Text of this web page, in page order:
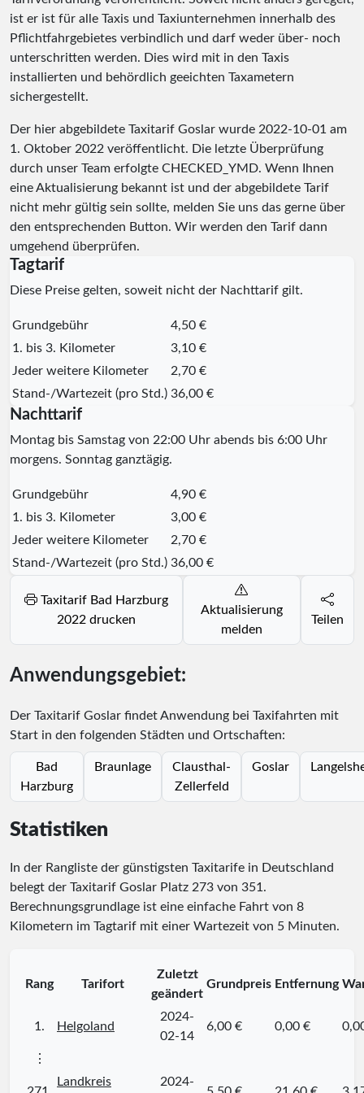
ist er ist für alle Taxis und Taxiunternehmen innerhalb des
Pflichtfahrgebietes verbindlich und darf weder über- noch
unterschritten werden. Dies wird mit in den Taxis
installierten und behördlich geeichten Taxametern
sichergestellt.
Der hier abgebildete Taxitarif Goslar wurde 2022-10-01 am
1. Oktober 2022 veröffentlicht. Die letzte Überprüfung
durch unser Team erfolgte CHECKED_YMD. Wenn Ihnen
eine Aktualisierung bekannt ist und der abgebildete Tarif
nicht mehr gültig sein sollte, melden Sie uns das gerne über
den entsprechenden Button. Wir werden den Tarif dann
umgehend überprüfen.
Tagtarif
Diese Preise gelten, soweit nicht der Nachttarif gilt.
Grundgebühr
4,50 €
1. bis 3. Kilometer
3,10 €
Jeder weitere Kilometer
2,70 €
Stand-/Wartezeit (pro Std.) 36,00 €
Nachttarif
Montag bis Samstag von 22:00 Uhr abends bis 6:00 Uhr
morgens. Sonntag ganztägig.
Grundgebühr
4,90 €
1. bis 3. Kilometer
3,00 €
Jeder weitere Kilometer
2,70 €
Stand-/Wartezeit (pro Std.) 36,00 €
Taxitarif Bad Harzburg
2022 drucken
Aktualisierung
melden
Teilen
Anwendungsgebiet:
Der Taxitarif Goslar findet Anwendung bei Taxifahrten mit
Start in den folgenden Städten und Ortschaften:
Bad
Harzburg
Braunlage
Clausthal-
Zellerfeld
Goslar
Statistiken
In der Rangliste der günstigsten Taxitarife in Deutschland
belegt der Taxitarif Goslar Platz 273 von 351.
Berechnungsgrundlage ist eine einfache Fahrt von 8
Kilometern im Tagtarif mit einer Wartezeit von 5 Minuten.
Rang Tarifort
Zuletzt
geändert
Grundpreis Entfernung
1. Helgoland
2024-
02-14
6,00 € 0,00 €
⋮
Landkreis 2024-